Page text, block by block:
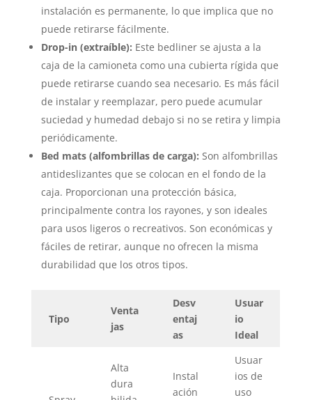
instalación es permanente, lo que implica que no
puede retirarse fácilmente.
Drop-in (extraíble): Este bedliner se ajusta a la
caja de la camioneta como una cubierta rígida que
puede retirarse cuando sea necesario. Es más fácil
de instalar y reemplazar, pero puede acumular
suciedad y humedad debajo si no se retira y limpia
periódicamente.
Bed mats (alfombrillas de carga): Son alfombrillas
antideslizantes que se colocan en el fondo de la
caja. Proporcionan una protección básica,
principalmente contra los rayones, y son ideales
para usos ligeros o recreativos. Son económicas y
fáciles de retirar, aunque no ofrecen la misma
durabilidad que los otros tipos.
Tipo
Venta
jas
Desv
entaj
as
Usuar
io
Ideal
Alta
dura
Instal
ación
Usuar
ios de
uso